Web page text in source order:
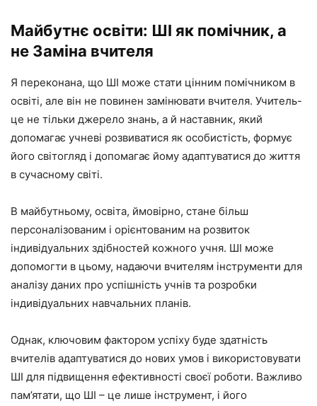
Майбутнє освіти: ШІ як помічник, а
не Заміна вчителя
Я переконана, що ШІ може стати цінним помічником в
освіті, але він не повинен замінювати вчителя. Учитель-
це не тільки джерело знань, а й наставник, який
допомагає учневі розвиватися як особистість, формує
його світогляд і допомагає йому адаптуватися до життя
в сучасному світі.
В майбутньому, освіта, ймовірно, стане більш
персоналізованим і орієнтованим на розвиток
індивідуальних здібностей кожного учня. ШІ може
допомогти в цьому, надаючи вчителям інструменти для
аналізу даних про успішність учнів та розробки
індивідуальних навчальних планів.
Однак, ключовим фактором успіху буде здатність
вчителів адаптуватися до нових умов і використовувати
ШІ для підвищення ефективності своєї роботи. Важливо
пам’ятати, що ШІ – це лише інструмент, і його